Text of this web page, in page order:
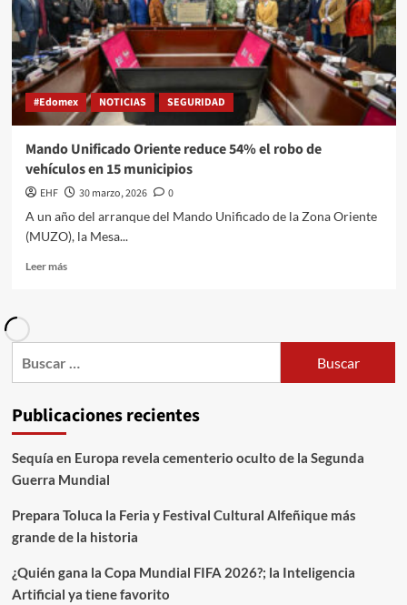
#Edomex NOTICIAS SEGURIDAD
Mando Unificado Oriente reduce 54% el robo de
vehículos en 15 municipios
EHF 30 marzo, 2026
0
A un año del arranque del Mando Unificado de la Zona Oriente
(MUZO), la Mesa...
Leer más
Publicaciones recientes
Sequía en Europa revela cementerio oculto de la Segunda
Guerra Mundial
Prepara Toluca la Feria y Festival Cultural Alfeñique más
grande de la historia
¿Quién gana la Copa Mundial FIFA 2026?; la Inteligencia
Artificial ya tiene favorito